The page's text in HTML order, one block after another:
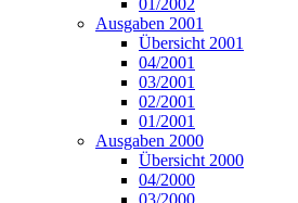
01/2002
Ausgaben 2001
Übersicht 2001
04/2001
03/2001
02/2001
01/2001
Ausgaben 2000
Übersicht 2000
04/2000
03/2000